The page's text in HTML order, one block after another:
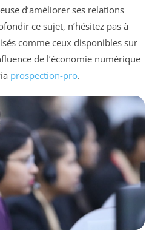
d’améliorer ses relations
ce sujet, n’hésitez pas à
comme ceux disponibles sur
de l’économie numérique
prospection-pro.